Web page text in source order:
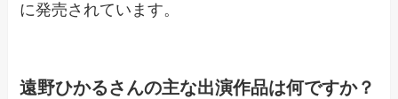
に発売されています。
遠野ひかるさんの主な出演作品は何ですか？